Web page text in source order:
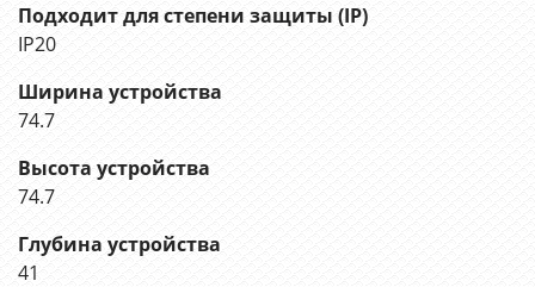
Подходит для степени защиты (IP)
IP20
Ширина устройства
74.7
Высота устройства
74.7
Глубина устройства
41